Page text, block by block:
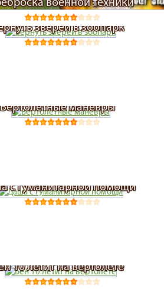
зверей в зоопарк
Вертолетные маневры
с гуманитарной помощи
10 летит на вертолете